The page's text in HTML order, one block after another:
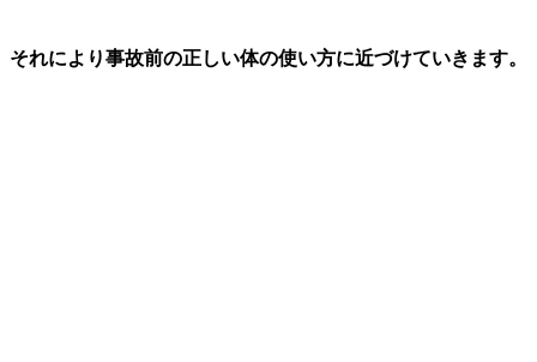
それにより事故前の正しい体の使い方に近づけていきます。